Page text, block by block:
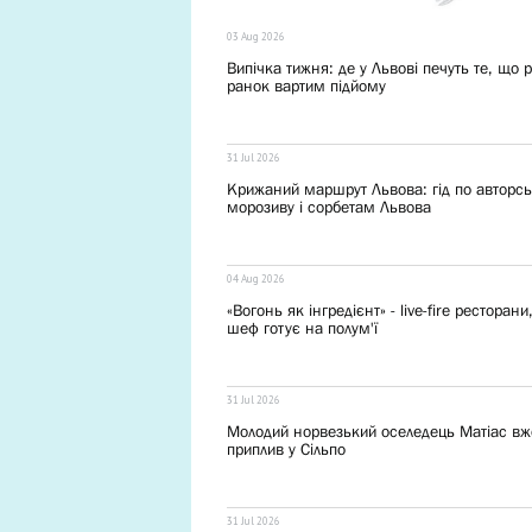
03 Aug 2026
Випічка тижня: де у Львові печуть те, що
ранок вартим підйому
31 Jul 2026
Крижаний маршрут Львова: гід по
морозиву і сорбетам Львова
04 Aug 2026
«Вогонь як інгредієнт» - live-fire
шеф готує на полум'ї
31 Jul 2026
Молодий норвезький оселедець Матіас
приплив у Сільпо
31 Jul 2026